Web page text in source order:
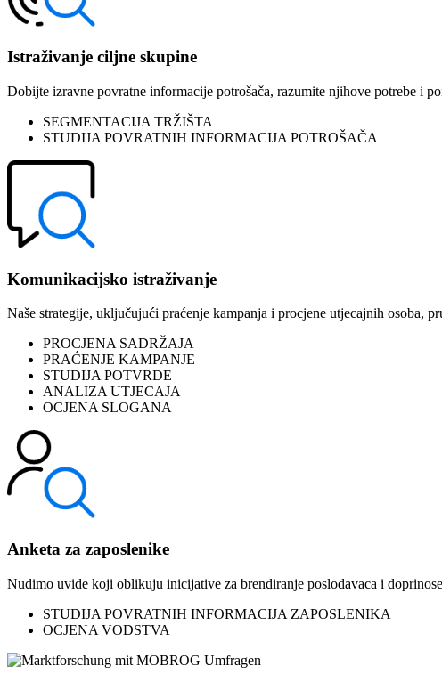
Istraživanje ciljne skupine
Dobijte izravne povratne informacije potrošača, razumite njihove potrebe i
SEGMENTACIJA TRŽIŠTA
STUDIJA POVRATNIH INFORMACIJA POTROŠAČA
Komunikacijsko istraživanje
Naše strategije, uključujući praćenje kampanja i procjene utjecajnih osoba,
PROCJENA SADRŽAJA
PRAĆENJE KAMPANJE
STUDIJA POTVRDE
ANALIZA UTJECAJA
OCJENA SLOGANA
Anketa za zaposlenike
Nudimo uvide koji oblikuju inicijative za brendiranje poslodavaca i
STUDIJA POVRATNIH INFORMACIJA ZAPOSLENIKA
OCJENA VODSTVA